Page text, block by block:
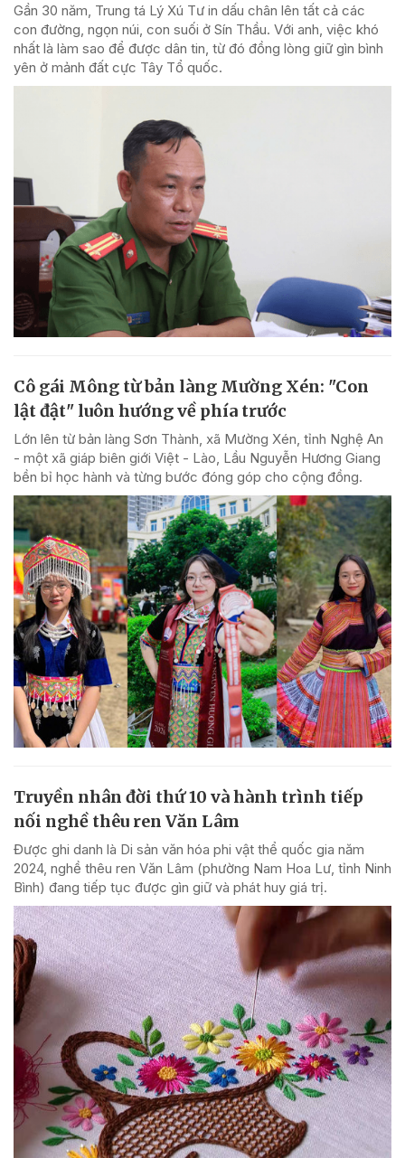
Gần 30 năm, Trung tá Lý Xú Tư in dấu chân lên tất cả các
con đường, ngọn núi, con suối ở Sín Thầu. Với anh, việc khó
nhất là làm sao để được dân tin, từ đó đồng lòng giữ gìn bình
yên ở mảnh đất cực Tây Tổ quốc.
Cô gái Mông từ bản làng Mường Xén: "Con
lật đật" luôn hướng về phía trước
Lớn lên từ bản làng Sơn Thành, xã Mường Xén, tỉnh Nghệ An
- một xã giáp biên giới Việt - Lào, Lầu Nguyễn Hương Giang
bền bỉ học hành và từng bước đóng góp cho cộng đồng.
Truyền nhân đời thứ 10 và hành trình tiếp
nối nghề thêu ren Văn Lâm
Được ghi danh là Di sản văn hóa phi vật thể quốc gia năm
2024, nghề thêu ren Văn Lâm (phường Nam Hoa Lư, tỉnh Ninh
Bình) đang tiếp tục được gìn giữ và phát huy giá trị.